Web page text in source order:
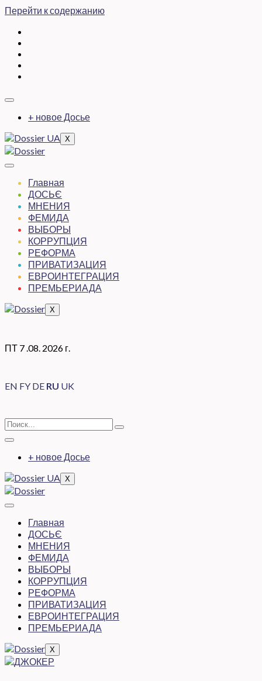
Перейти к содержанию
+ новое Досье
X
Главная
ДОСЬЄ
МНЕНИЯ
ФЕМИДА
ВЫБОРЫ
КОРРУПЦИЯ
РЕФОРМА
ПРИВАТИЗАЦИЯ
ЕВРОИНТЕГРАЦИЯ
ПРЕМЬЕРИАДА
X
ПТ 7 .08. 2026 г.
EN FY DE RU UK
+ новое Досье
X
Главная
ДОСЬЄ
МНЕНИЯ
ФЕМИДА
ВЫБОРЫ
КОРРУПЦИЯ
РЕФОРМА
ПРИВАТИЗАЦИЯ
ЕВРОИНТЕГРАЦИЯ
ПРЕМЬЕРИАДА
X